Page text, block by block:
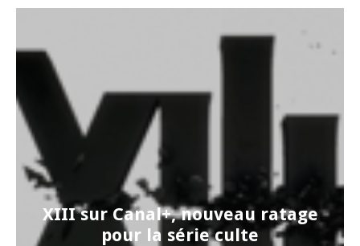
XIII sur Canal+, nouveau ratage
pour la série culte